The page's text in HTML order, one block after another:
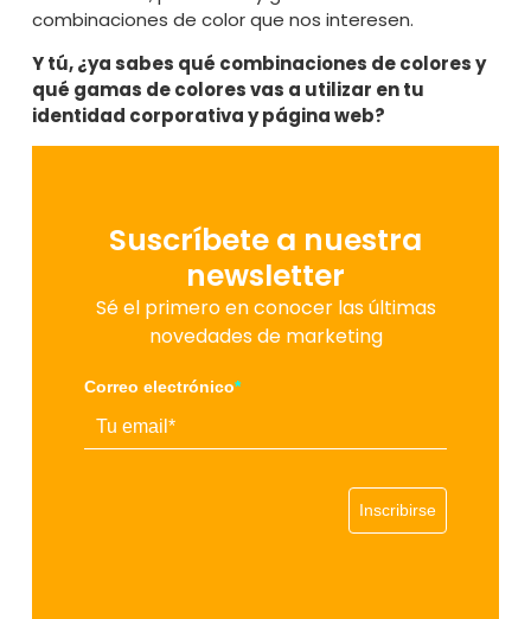
combinaciones de color que nos interesen.
Y tú, ¿ya sabes qué combinaciones de colores y
qué gamas de colores vas a utilizar en tu
identidad corporativa y página web?
Suscríbete a nuestra
newsletter
Sé el primero en conocer las últimas
novedades de marketing
Correo electrónico*
Inscribirse